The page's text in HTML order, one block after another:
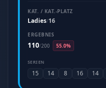
KAT. / KAT.-PLATZ
Ladies/16
ERGEBNIS
110/200 55.0%
SERIEN
15 14 8 16 14